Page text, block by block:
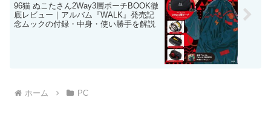
96猫 ぬこたさん2Way3層ポーチBOOK徹
底レビュー｜アルバム『WALK』発売記
念ムックの付録・中身・使い勝手を解説
ホーム PC